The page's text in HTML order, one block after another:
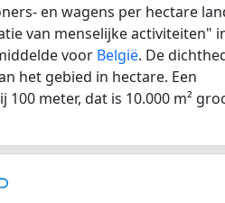
en wagens per hectare
van menselijke activiteiten"
voor België. De
het gebied in hectare. Een
meter, dat is 10.000 m²